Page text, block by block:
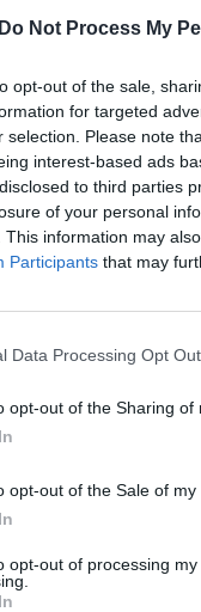
Do Not Process My
opt-out of the sale,
for targeted
selection. Please note
interest-based ads
to third parties
of your personal
This information may
Participants that may
Data Processing Opt
opt-out of the Sharing of
opt-out of the Sale of my
opt-out of processing
paaiškino,
diena
00:48:46
sureagavo į gandus
kaltinti, kad
–
diena
00:03:27
kaip Lietuva
pažymi – reikia ruoštis
Lietuvos diena
00:35:33
pasiruošimo karui
ir pristatė komendatūrų